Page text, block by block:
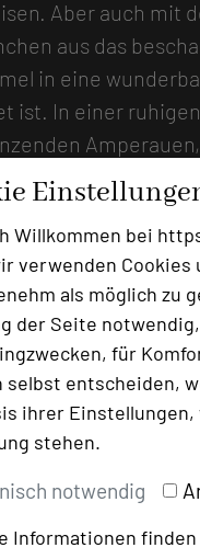
Willkommen bei
verwenden
als möglich zu
der Seite
für
selbst entscheiden,
ihrer
stehen.
notwendig
Informationen
Aber auch mit
aus das
in eine
ist. In einer
und
um ihre
sehr persönlich.
und
zeitgemäßen
bieten. Fünf
klimatisiert, hell
werden
Arbeiten gerecht:
versehen,
EDV-